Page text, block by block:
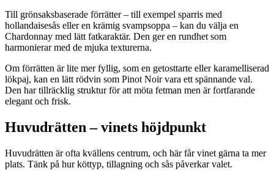
Till grönsaksbaserade förrätter – till exempel sparris med
hollandaisesås eller en krämig svampsoppa – kan du välja en
Chardonnay med lätt fatkaraktär. Den ger en rundhet som
harmonierar med de mjuka texturerna.
Om förrätten är lite mer fyllig, som en getosttarte eller karamelliserad
lökpaj, kan en lätt rödvin som Pinot Noir vara ett spännande val.
Den har tillräcklig struktur för att möta fetman men är fortfarande
elegant och frisk.
Huvudrätten – vinets höjdpunkt
Huvudrätten är ofta kvällens centrum, och här får vinet gärna ta mer
plats. Tänk på hur köttyp, tillagning och sås påverkar valet.